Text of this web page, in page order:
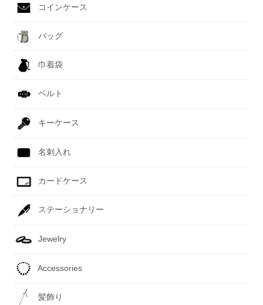
コインケース
バッグ
巾着袋
ベルト
キーケース
名刺入れ
カードケース
ステーショナリー
Jewelry
Accessories
髪飾り